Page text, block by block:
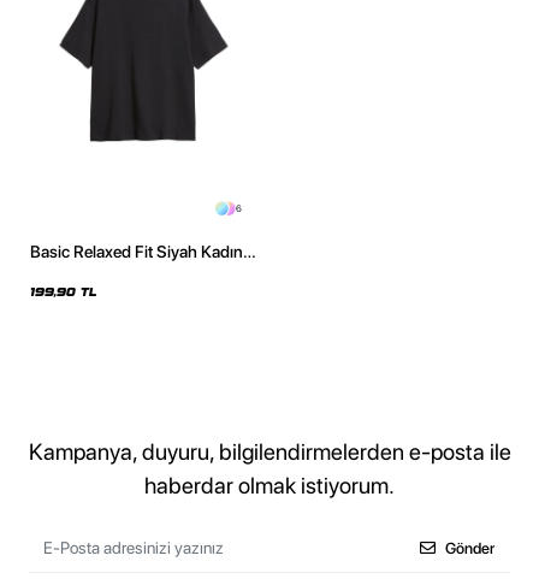
6
Basic Relaxed Fit Siyah Kadın
199,90 TL
Kampanya, duyuru, bilgilendirmelerden e-posta ile
haberdar olmak istiyorum.
Gönder